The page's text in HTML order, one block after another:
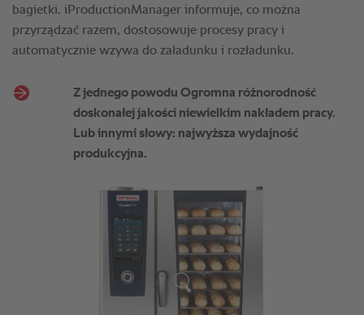
bagietki. iProductionManager informuje, co można
przyrządzać razem, dostosowuje procesy pracy i
automatycznie wzywa do załadunku i rozładunku.
Z jednego powodu Ogromna różnorodność
doskonałej jakości niewielkim nakładem pracy.
Lub innymi słowy: najwyższa wydajność
produkcyjna.